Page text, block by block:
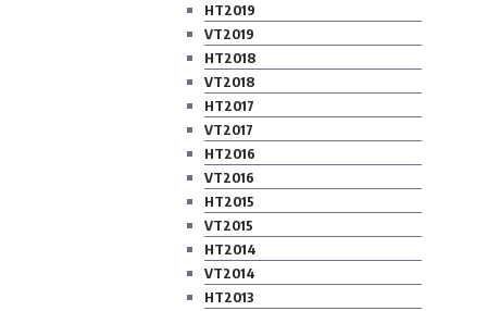
HT2019
VT2019
HT2018
VT2018
HT2017
VT2017
HT2016
VT2016
HT2015
VT2015
HT2014
VT2014
HT2013